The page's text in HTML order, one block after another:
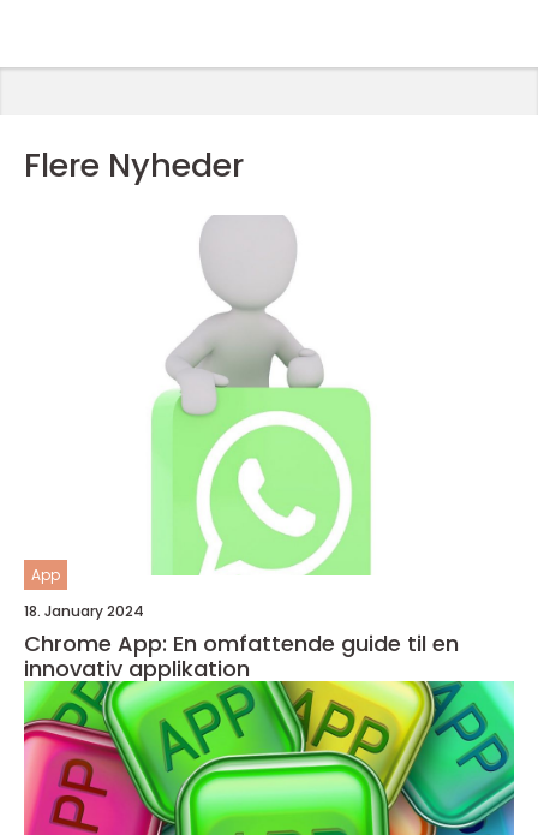
Flere Nyheder
App
18. January 2024
Chrome App: En omfattende guide til en
innovativ applikation